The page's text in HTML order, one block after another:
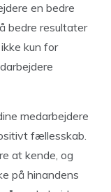
en bedre
bedre resultater
kun for
medarbejdere
fællesskab.
at kende, og
på hinandens